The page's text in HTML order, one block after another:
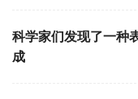
科学家们发现了一种
成